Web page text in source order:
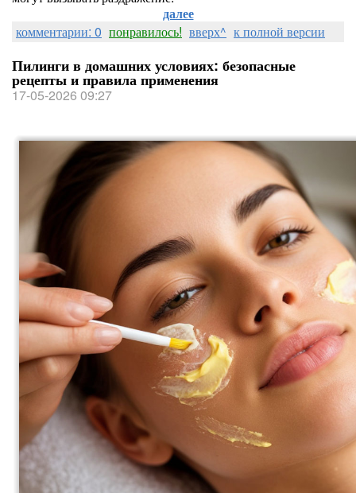
далее
комментарии: 0 понравилось! вверх^ к полной версии
Пилинги в домашних условиях: безопасные
рецепты и правила применения
17-05-2026 09:27